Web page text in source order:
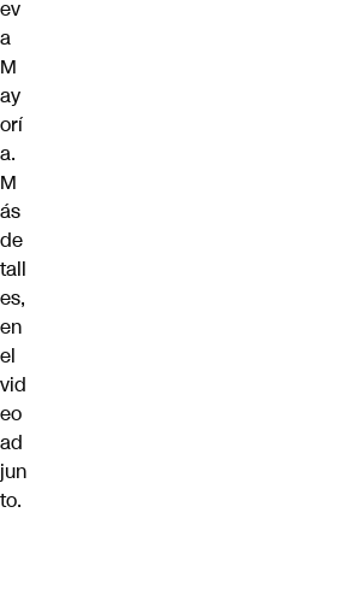
ev
a
M
ay
orí
a.
M
ás
de
tall
es,
en
el
vid
eo
ad
jun
to.